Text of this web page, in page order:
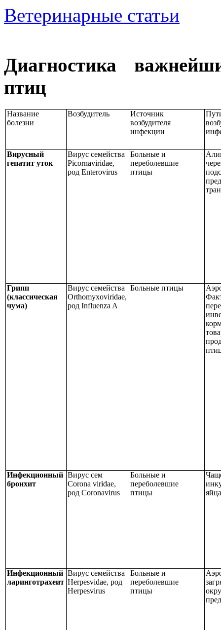
Ветеринарные статьи
Диагностика
птиц
Название
болезни
Возбудитель
Источник
возбудителя
инфекции
Вирусный
гепатит уток
Вирус семейства
Picornaviridae,
родEnterovirus
Больные и
переболевшие
птицы
Грипп
(классическая
чума)
Вирус семейства
Orthomyxoviridae,
родInfluenza A
Больные птицы
Инфекционный
бронхит
Вирус сем
Corona viridae,
род Coronavirus
Больные и
переболевшие
птицы
Инфекционный
ларинготрахеит
Вирус семейства
Herpesvidae, род
Herpesvirus
Больные и
переболевшие
птицы